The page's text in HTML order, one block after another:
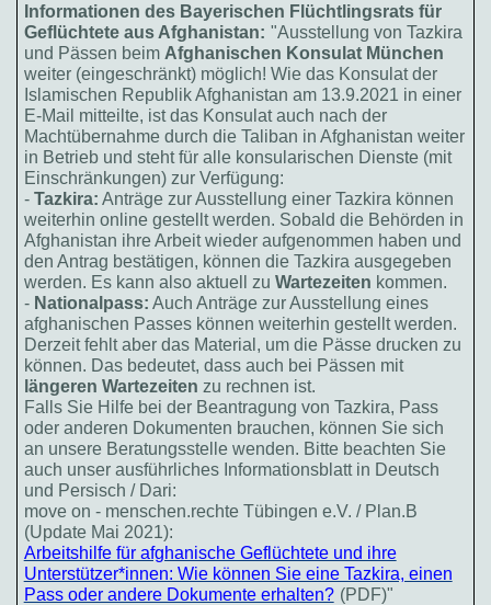
Informationen des Bayerischen Flüchtlingsrats für
Geflüchtete aus Afghanistan: "Ausstellung von Tazkira
und Pässen beim Afghanischen Konsulat München
weiter (eingeschränkt) möglich! Wie das Konsulat der
Islamischen Republik Afghanistan am 13.9.2021 in einer
E-Mail mitteilte, ist das Konsulat auch nach der
Machtübernahme durch die Taliban in Afghanistan weiter
in Betrieb und steht für alle konsularischen Dienste (mit
Einschränkungen) zur Verfügung:
- Tazkira: Anträge zur Ausstellung einer Tazkira können
weiterhin online gestellt werden. Sobald die Behörden in
Afghanistan ihre Arbeit wieder aufgenommen haben und
den Antrag bestätigen, können die Tazkira ausgegeben
werden. Es kann also aktuell zu Wartezeiten kommen.
- Nationalpass: Auch Anträge zur Ausstellung eines
afghanischen Passes können weiterhin gestellt werden.
Derzeit fehlt aber das Material, um die Pässe drucken zu
können. Das bedeutet, dass auch bei Pässen mit
längeren Wartezeiten zu rechnen ist.
Falls Sie Hilfe bei der Beantragung von Tazkira, Pass
oder anderen Dokumenten brauchen, können Sie sich
an unsere Beratungsstelle wenden. Bitte beachten Sie
auch unser ausführliches Informationsblatt in Deutsch
und Persisch / Dari:
move on - menschen.rechte Tübingen e.V. / Plan.B
(Update Mai 2021):
Arbeitshilfe für afghanische Geflüchtete und ihre
Unterstützer*innen: Wie können Sie eine Tazkira, einen
Pass oder andere Dokumente erhalten? (PDF)"